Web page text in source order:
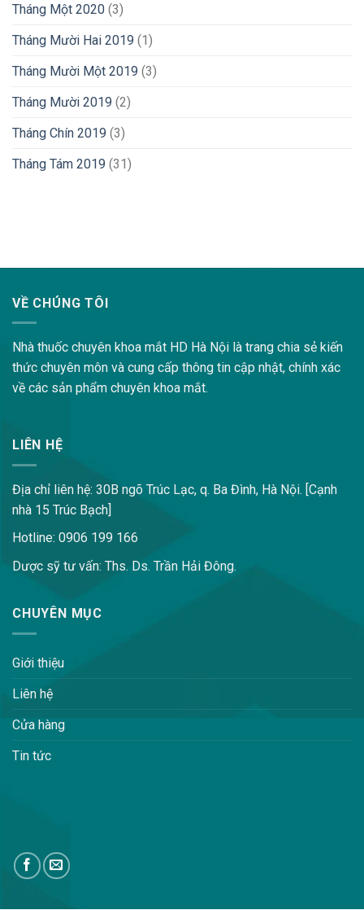
Tháng Một 2020 (3)
Tháng Mười Hai 2019 (1)
Tháng Mười Một 2019 (3)
Tháng Mười 2019 (2)
Tháng Chín 2019 (3)
Tháng Tám 2019 (31)
VỀ CHÚNG TÔI
Nhà thuốc chuyên khoa mắt HD Hà Nội là trang chia sẻ kiến
thức chuyên môn và cung cấp thông tin cập nhật, chính xác
về các sản phẩm chuyên khoa mắt.
LIÊN HỆ
Địa chỉ liên hệ: 30B ngõ Trúc Lạc, q. Ba Đình, Hà Nội. [Cạnh
nhà 15 Trúc Bạch]
Hotline: 0906 199 166
Dược sỹ tư vấn: Ths. Ds. Trần Hải Đông.
CHUYÊN MỤC
Giới thiệu
Liên hệ
Cửa hàng
Tin tức